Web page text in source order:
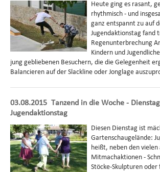
Heute ging es rasant,
rhythmisch - und
ganz entspannt zu auf
Jugendaktionstag fand
Regenunterbrechung
Kindern und
jung gebliebenen Besuchern, die die Gelegenheit
Balancieren auf der Slackline oder Jonglage
03.08.2015 Tanzend in die Woche -
Jugendaktionstag
Diesen Dienstag ist
Gartenschaugelände:
heißt, neben den
Mitmachaktionen -
Stöcke-Skulpturen